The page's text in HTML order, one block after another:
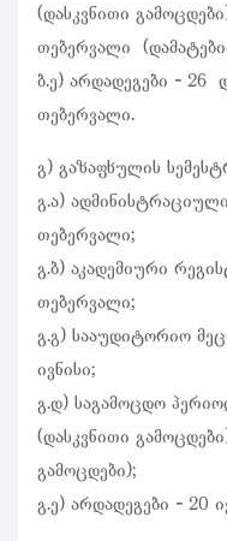
(დასკვნითი
თებერვალი
ბ.ე) არდადეგები - 26
თებერვალი.
გ) გაზაფხულის
გ.ა)
თებერვალი;
გ.ბ) აკადემიური
თებერვალი;
გ.გ) სააუდიტორიო
ივნისი;
გ.დ) საგამოცდო
(დასკვნითი
გამოცდები);
გ.ე) არდადეგები - 20